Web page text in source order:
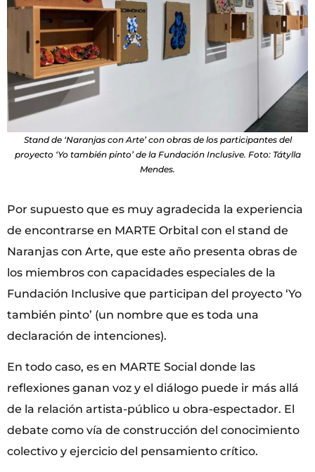
Stand de ‘Naranjas con Arte’ con obras de los participantes del
proyecto ‘Yo también pinto’ de la Fundación Inclusive. Foto: Tátylla
Mendes.
Por supuesto que es muy agradecida la experiencia
de encontrarse en MARTE Orbital con el stand de
Naranjas con Arte, que este año presenta obras de
los miembros con capacidades especiales de la
Fundación Inclusive que participan del proyecto ‘Yo
también pinto’ (un nombre que es toda una
declaración de intenciones).
En todo caso, es en MARTE Social donde las
reflexiones ganan voz y el diálogo puede ir más allá
de la relación artista-público u obra-espectador. El
debate como vía de construcción del conocimiento
colectivo y ejercicio del pensamiento crítico.